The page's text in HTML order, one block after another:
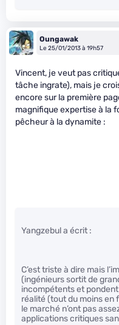
Oungawak
Le 25/01/2013 à 19h57
Vincent, je veut pas
tâche ingrate), mais je
encore sur la première
magnifique expertise à la
pêcheur à la dynamite :
Yangzebul a écrit :
C’est triste à dire mais
(ingénieurs sortit de
incompétents et
réalité (tout du moins en
le marché n’ont pas
applications critiques